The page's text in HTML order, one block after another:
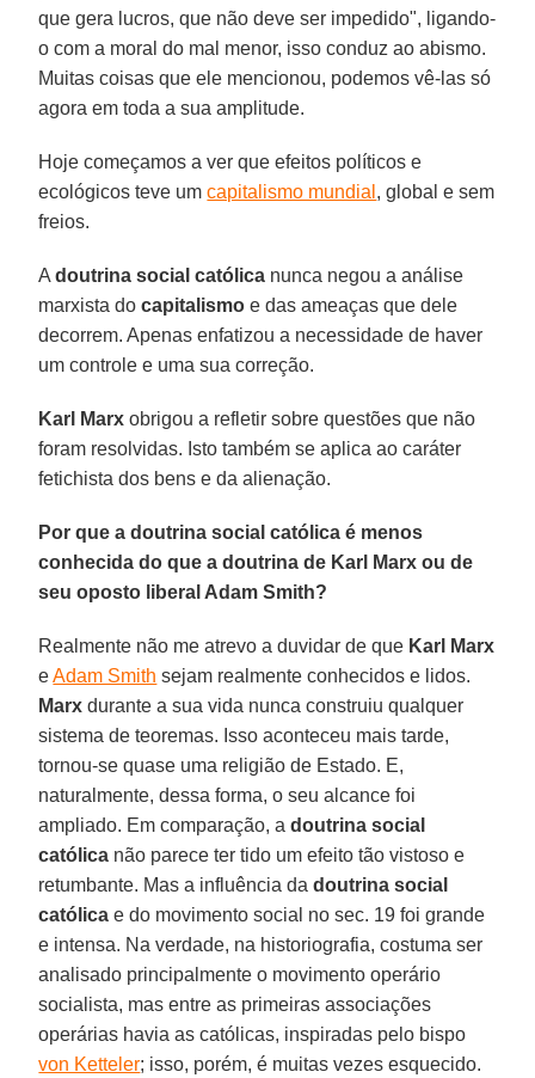
que gera lucros, que não deve ser impedido", ligando-
o com a moral do mal menor, isso conduz ao abismo.
Muitas coisas que ele mencionou, podemos vê-las só
agora em toda a sua amplitude.
Hoje começamos a ver que efeitos políticos e
ecológicos teve umcapitalismo mundial , global e sem
freios.
Adoutrina social católica nunca negou a análise
marxista docapitalismo e das ameaças que dele
decorrem. Apenas enfatizou a necessidade de haver
um controle e uma sua correção.
Karl Marx obrigou a refletir sobre questões que não
foram resolvidas. Isto também se aplica ao caráter
fetichista dos bens e da alienação.
Por que a doutrina social católica é menos
conhecida do que a doutrina de Karl Marx ou de
seu oposto liberal Adam Smith?
Realmente não me atrevo a duvidar de que Karl Marx
eAdam Smith sejam realmente conhecidos e lidos.
Marx durante a sua vida nunca construiu qualquer
sistema de teoremas. Isso aconteceu mais tarde,
tornou-se quase uma religião de Estado. E,
naturalmente, dessa forma, o seu alcance foi
ampliado. Em comparação, adoutrina social
católica não parece ter tido um efeito tão vistoso e
retumbante. Mas a influência dadoutrina social
católica e do movimento social no sec. 19 foi grande
e intensa. Na verdade, na historiografia, costuma ser
analisado principalmente o movimento operário
socialista, mas entre as primeiras associações
operárias havia as católicas, inspiradas pelo bispo
von Ketteler; isso, porém, é muitas vezes esquecido.